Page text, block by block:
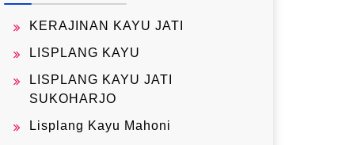
KERAJINAN KAYU JATI
LISPLANG KAYU
LISPLANG KAYU JATI
SUKOHARJO
Lisplang Kayu Mahoni